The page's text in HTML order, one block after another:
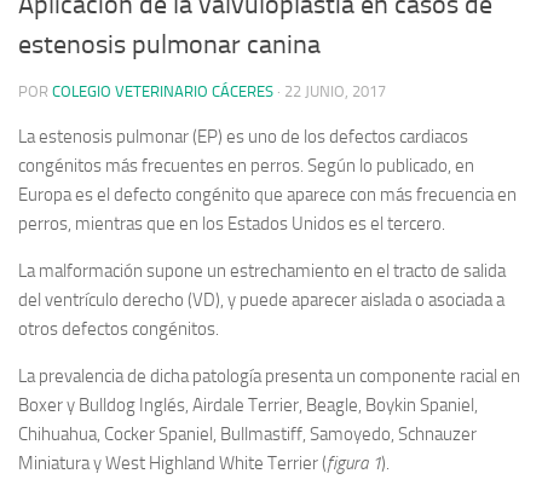
estenosis pulmonar canina
POR COLEGIO VETERINARIO CÁCERES · 22 JUNIO, 2017
La estenosis pulmonar (EP) es uno de los defectos cardiacos
congénitos más frecuentes en perros. Según lo publicado, en
Europa es el defecto congénito que aparece con más frecuencia en
perros, mientras que en los Estados Unidos es el tercero.
La malformación supone un estrechamiento en el tracto de salida
del ventrículo derecho (VD), y puede aparecer aislada o asociada a
otros defectos congénitos.
La prevalencia de dicha patología presenta un componente racial en
Boxer y Bulldog Inglés, Airdale Terrier, Beagle, Boykin Spaniel,
Chihuahua, Cocker Spaniel, Bullmastiff, Samoyedo, Schnauzer
Miniatura y West Highland White Terrier (figura 1).